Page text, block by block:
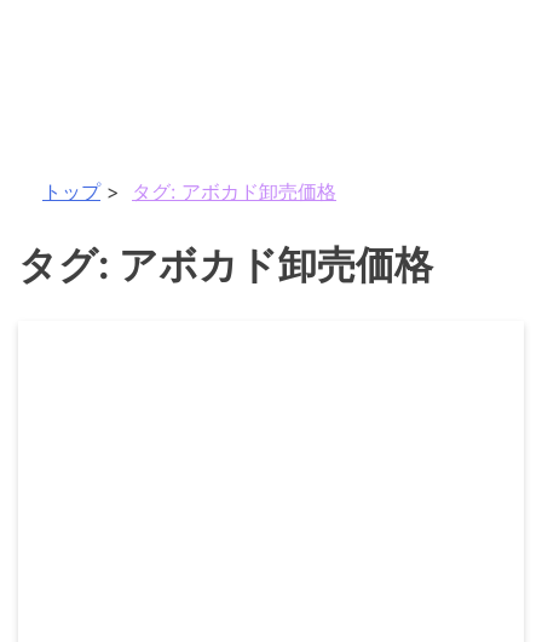
トップ タグ: アボカド卸売価格
タグ: アボカド卸売価格